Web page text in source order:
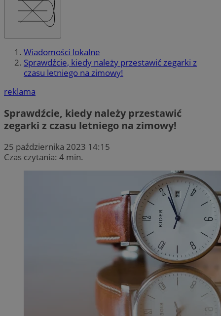
Wiadomości lokalne
Sprawdźcie, kiedy należy przestawić zegarki z
czasu letniego na zimowy!
reklama
Sprawdźcie, kiedy należy przestawić
zegarki z czasu letniego na zimowy!
25 października 2023 14:15
Czas czytania: 4 min.